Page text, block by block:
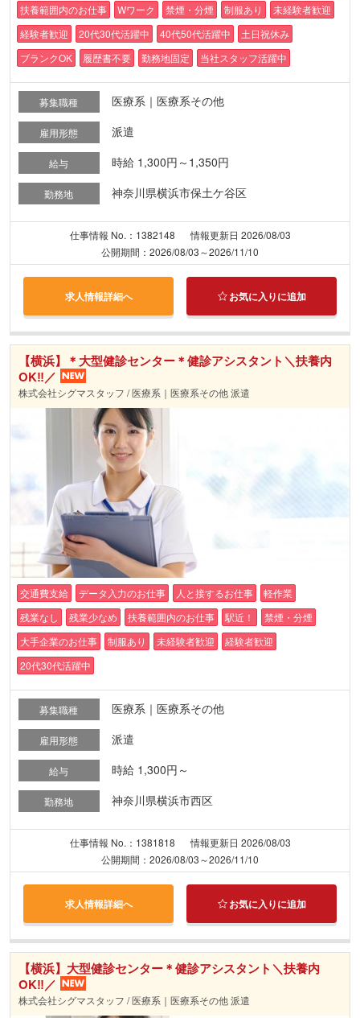
扶養範囲内のお仕事
Wワーク 禁煙・分煙 制服あり
未経験者歓迎
経験者歓迎
20代30代活躍中 40代50代活躍中
土日祝休み
ブランクOK
履歴書不要 勤務地固定 当社スタッフ活躍中
募集職種 医療系｜医療系その他
雇用形態 派遣
給与 時給 1,300円～1,350円
勤務地 神奈川県横浜市保土ケ谷区
仕事情報 No.：1382148
情報更新日 2026/08/03
公開期間：2026/08/03～2026/11/10
求人情報詳細へ お気に入りに追加
【横浜】＊大型健診センター＊健診アシスタント＼扶養内
OK‼／
株式会社シグマスタッフ / 医療系｜医療系その他 派遣
交通費支給 データ入力のお仕事 人と接するお仕事
軽作業
残業なし
残業少なめ 扶養範囲内のお仕事 駅近！
禁煙・分煙
大手企業のお仕事
制服あり 未経験者歓迎
経験者歓迎
20代30代活躍中
募集職種 医療系｜医療系その他
雇用形態 派遣
給与 時給 1,300円～
勤務地 神奈川県横浜市西区
仕事情報 No.：1381818
情報更新日 2026/08/03
公開期間：2026/08/03～2026/11/10
求人情報詳細へ お気に入りに追加
【横浜】大型健診センター＊健診アシスタント＼扶養内
OK‼／
株式会社シグマスタッフ / 医療系｜医療系その他 派遣